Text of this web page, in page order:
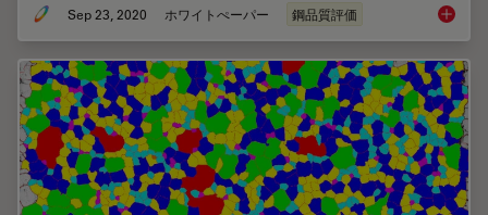
Sep 23, 2020 ホワイトぺーパー 鋼品質評価